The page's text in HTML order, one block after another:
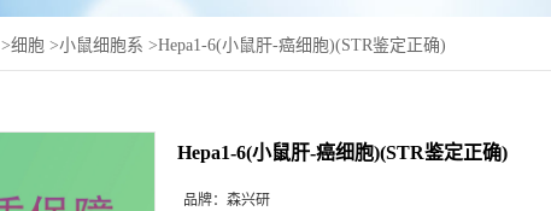
>细胞 >小鼠细胞系 >Hepa1-6(小鼠肝-癌细胞)(STR鉴定正确)
Hepa1-6(小鼠肝-癌细胞)(STR鉴定正确)
品牌： 森兴研